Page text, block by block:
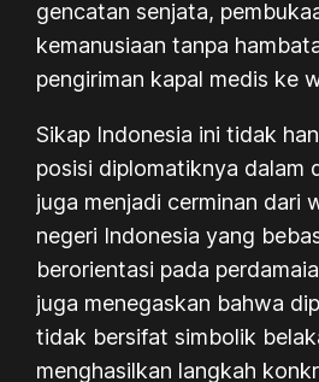
gencatan senjata,
kemanusiaan tanpa
pengiriman kapal medis ke
Sikap Indonesia ini tidak
posisi diplomatiknya dalam
juga menjadi cerminan dari
negeri Indonesia yang
berorientasi pada
juga menegaskan bahwa
tidak bersifat simbolik
menghasilkan langkah